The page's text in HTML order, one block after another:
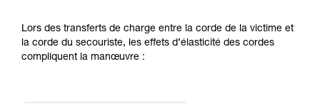
Lors des transferts de charge entre la corde de la victime et
la corde du secouriste, les effets d’élasticité des cordes
compliquent la manœuvre :